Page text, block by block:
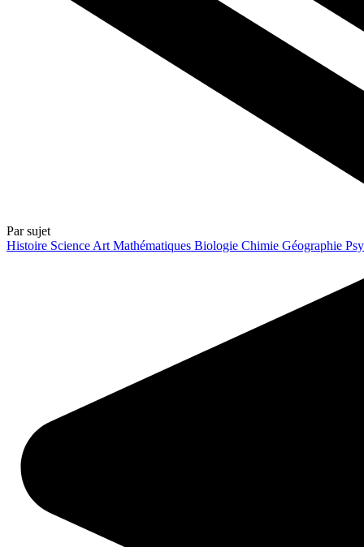
Par sujet
Histoire Science Art Mathématiques Biologie Chimie Géographie